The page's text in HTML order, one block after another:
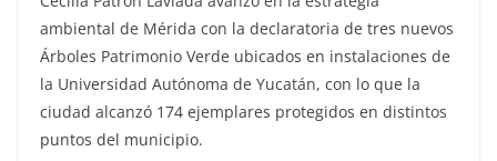
ambiental de Mérida con la declaratoria de tres nuevos
Árboles Patrimonio Verde ubicados en instalaciones de
la Universidad Autónoma de Yucatán, con lo que la
ciudad alcanzó 174 ejemplares protegidos en distintos
puntos del municipio.